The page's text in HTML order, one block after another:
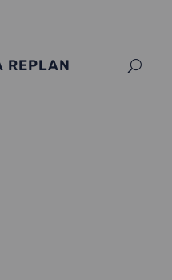
REPLAN